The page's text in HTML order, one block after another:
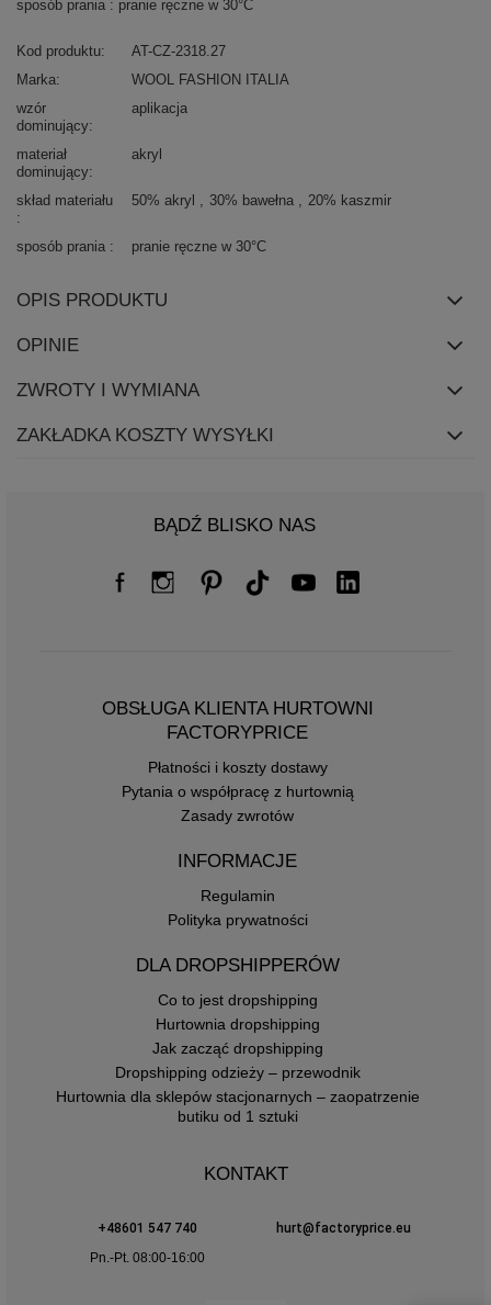
sposób prania : pranie ręczne w 30°C
Kod produktu
AT-CZ-2318.27
Marka
WOOL FASHION ITALIA
wzór
dominujący
aplikacja
materiał
dominujący
akryl
skład materiału 50% akryl 30% bawełna 20% kaszmir
sposób prania pranie ręczne w 30°C
OPIS PRODUKTU
OPINIE
ZWROTY I WYMIANA
ZAKŁADKA KOSZTY WYSYŁKI
BĄDŹ BLISKO NAS
OBSŁUGA KLIENTA HURTOWNI
FACTORYPRICE
Płatności i koszty dostawy
Pytania o współpracę z hurtownią
Zasady zwrotów
INFORMACJE
Regulamin
Polityka prywatności
DLA DROPSHIPPERÓW
Co to jest dropshipping
Hurtownia dropshipping
Jak zacząć dropshipping
Dropshipping odzieży – przewodnik
Hurtownia dla sklepów stacjonarnych – zaopatrzenie
butiku od 1 sztuki
KONTAKT
+48601 547 740
hurt@factoryprice.eu
Pn.-Pt. 08:00-16:00